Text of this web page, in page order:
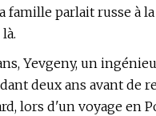
famille parlait russe à
Yevgeny, un
deux ans avant de
lors d'un voyage en